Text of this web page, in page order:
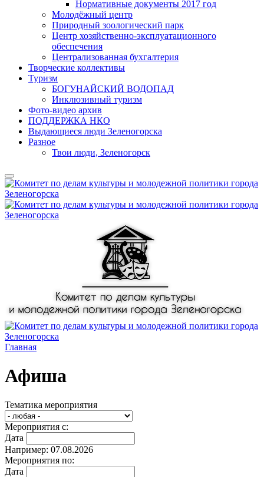
Нормативные документы 2017 год
Молодёжный центр
Природный зоологический парк
Центр хозяйственно-эксплуатационного
обеспечения
Централизованная бухгалтерия
Творческие коллективы
Туризм
БОГУНАЙСКИЙ ВОДОПАД
Инклюзивный туризм
Фото-видео архив
ПОДДЕРЖКА НКО
Выдающиеся люди Зеленогорска
Разное
Твои люди, Зеленогорск
Главная
Афиша
Тематика мероприятия
Мероприятия с:
Дата
Например: 07.08.2026
Мероприятия по:
Дата